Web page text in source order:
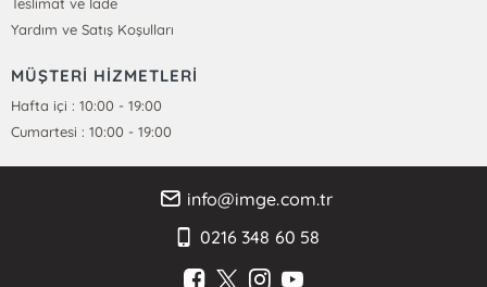
Teslimat ve İade
Yardım ve Satış Koşulları
MÜŞTERİ HİZMETLERİ
Hafta içi : 10:00 - 19:00
Cumartesi : 10:00 - 19:00
info@imge.com.tr
0216 348 60 58